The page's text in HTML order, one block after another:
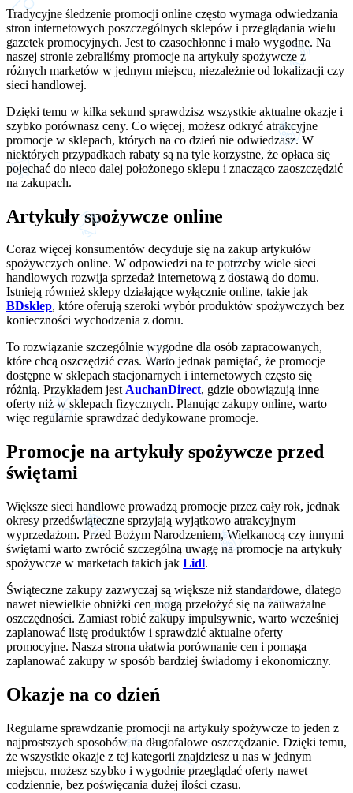
Tradycyjne śledzenie promocji online często wymaga odwiedzania
stron internetowych poszczególnych sklepów i przeglądania wielu
gazetek promocyjnych. Jest to czasochłonne i mało wygodne. Na
naszej stronie zebraliśmy promocje na artykuły spożywcze z
różnych marketów w jednym miejscu, niezależnie od lokalizacji czy
sieci handlowej.
Dzięki temu w kilka sekund sprawdzisz wszystkie aktualne okazje i
szybko porównasz ceny. Co więcej, możesz odkryć atrakcyjne
promocje w sklepach, których na co dzień nie odwiedzasz. W
niektórych przypadkach rabaty są na tyle korzystne, że opłaca się
pojechać do nieco dalej położonego sklepu i znacząco zaoszczędzić
na zakupach.
Artykuły spożywcze online
Coraz więcej konsumentów decyduje się na zakup artykułów
spożywczych online. W odpowiedzi na te potrzeby wiele sieci
handlowych rozwija sprzedaż internetową z dostawą do domu.
Istnieją również sklepy działające wyłącznie online, takie jak
BDsklep, które oferują szeroki wybór produktów spożywczych bez
konieczności wychodzenia z domu.
To rozwiązanie szczególnie wygodne dla osób zapracowanych,
które chcą oszczędzić czas. Warto jednak pamiętać, że promocje
dostępne w sklepach stacjonarnych i internetowych często się
różnią. Przykładem jestAuchanDirect, gdzie obowiązują inne
oferty niż w sklepach fizycznych. Planując zakupy online, warto
więc regularnie sprawdzać dedykowane promocje.
Promocje na artykuły spożywcze przed
świętami
Większe sieci handlowe prowadzą promocje przez cały rok, jednak
okresy przedświąteczne sprzyjają wyjątkowo atrakcyjnym
wyprzedażom. Przed Bożym Narodzeniem, Wielkanocą czy innymi
świętami warto zwrócić szczególną uwagę na promocje na artykuły
spożywcze w marketach takich jak Lidl.
Świąteczne zakupy zazwyczaj są większe niż standardowe, dlatego
nawet niewielkie obniżki cen mogą przełożyć się na zauważalne
oszczędności. Zamiast robić zakupy impulsywnie, warto wcześniej
zaplanować listę produktów i sprawdzić aktualne oferty
promocyjne. Nasza strona ułatwia porównanie cen i pomaga
zaplanować zakupy w sposób bardziej świadomy i ekonomiczny.
Okazje na co dzień
Regularne sprawdzanie promocji na artykuły spożywcze to jeden z
najprostszych sposobów na długofalowe oszczędzanie. Dzięki temu,
że wszystkie okazje z tej kategorii znajdziesz u nas w jednym
miejscu, możesz szybko i wygodnie przeglądać oferty nawet
codziennie, bez poświęcania dużej ilości czasu.